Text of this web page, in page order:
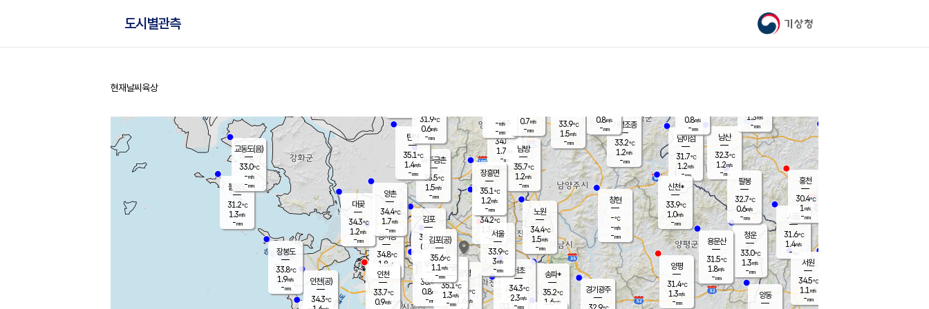
기상청
도시별관측
홈
현재날씨 육상
남이섬
31.7℃
1.2m/s
-mm
볼음도
31.2℃
1.3m/s
-mm
양주
34.8℃
1.7
-mm
과천
33.7℃
남산
32.3℃
1.2m/s
-mm
장봉도
33.8℃
1.9m/s
-mm
청운
33.0℃
1.3m/s
-mm
팔봉
32.7℃
0.6m/s
-mm
양동
경기광주
0.8m/s
-mm
경서동
34.8℃
1.8 m/s
-mm
파주금촌
35.5℃
1.5m/s
-mm
가평조종
33.2℃
1.2m/s
-mm
33.9℃
1.5m/s
-mm
대곶
34.3℃
1.2m/s
-mm
신천*
33.9℃
1.0m/s
-mm
창현
-℃
-m/s
-mm
탄현
35.1℃
1.4m/s
-mm
0.8m/s
-mm
김포
36.1℃
0.7 m/s
mm
광명
35.6 ℃
1.6 m/s
부천
36.4℃
0.8m/s
-mm
양촌
34.4℃
1.7m/s
-mm
구로
35.1℃
1.3m/s
-mm
은평
34.2℃
1.3 m/s
- mm
노원
34.4℃
1.5m/s
-mm
송파*
35.2℃
1.6m/s
서초
34.3℃
2.3m/s
-mm
남방
35.7℃
1.2m/s
-mm
장흥면
35.1℃
1.2m/s
-mm
-m/s
-mm
시동
31.6℃
1.4m/s
- mm
서원
34.5℃
1.1 m/s
-mm
용문산
31.5℃
1.8m/s
-mm
인천(공)
34.3℃
김포(공)
35.6℃
1.1 m/s
-mm
교동도(음)
33.0℃
-m/s
-mm
홍천
30.4℃
1 m/s
-mm
양평
31.4℃
1.3m/s
-mm
인천
33.7℃
0.9m/s
서울
33.9℃
3m/s
-mm
1.3m/s
-mm
31.9℃
0.6m/s
-mm
0.7m/s
-mm